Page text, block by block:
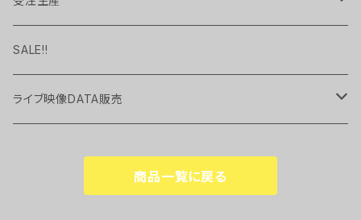
Pavlov City
Long Sleeve Tee
handkerchief
cup
Whisky Glass
現品限り
SALE!!
ライブ映像DATA販売
商品一覧に戻る